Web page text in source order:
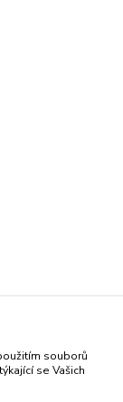
souborů
se Vašich